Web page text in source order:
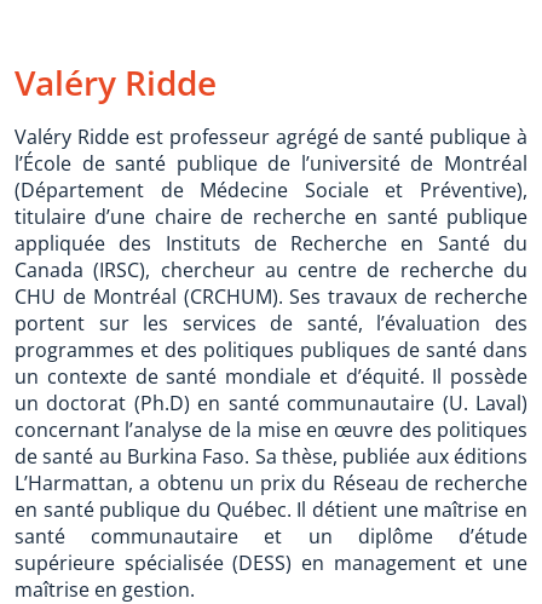
Valéry Ridde
Valéry Ridde est professeur agrégé de santé publique à
l’École de santé publique de l’université de Montréal
(Département de Médecine Sociale et Préventive),
titulaire d’une chaire de recherche en santé publique
appliquée des Instituts de Recherche en Santé du
Canada (IRSC), chercheur au centre de recherche du
CHU de Montréal (CRCHUM). Ses travaux de recherche
portent sur les services de santé, l’évaluation des
programmes et des politiques publiques de santé dans
un contexte de santé mondiale et d’équité. Il possède
un doctorat (Ph.D) en santé communautaire (U. Laval)
concernant l’analyse de la mise en œuvre des politiques
de santé au Burkina Faso. Sa thèse, publiée aux éditions
L’Harmattan, a obtenu un prix du Réseau de recherche
en santé publique du Québec. Il détient une maîtrise en
santé communautaire et un diplôme d’étude
supérieure spécialisée (DESS) en management et une
maîtrise en gestion.